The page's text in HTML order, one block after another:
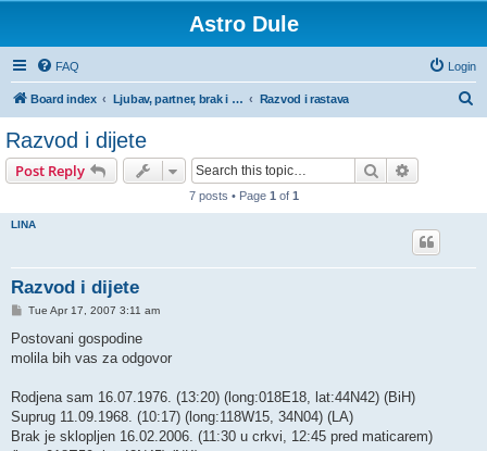
Astro Dule
FAQ Login
Board index Ljubav, partner, brak i razvod u horoskopu Razvod i rastava
Razvod i dijete
Post Reply Search
7 posts • Page 1 of 1
LINA
Razvod i dijete
P
s
Tue Apr 17, 2007 3:11 am
Postovani gospodine
molila bih vas za odgovor
Rodjena sam 16.07.1976. (13:20) (long:018E18, lat:44N42) (BiH)
Suprug 11.09.1968. (10:17) (long:118W15, 34N04) (LA)
Brak je sklopljen 16.02.2006. (11:30 u crkvi, 12:45 pred maticarem)